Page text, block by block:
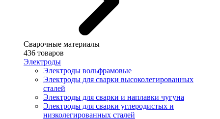
Сварочные материалы
436 товаров
Электроды
Электроды вольфрамовые
Электроды для сварки высоколегированных
сталей
Электроды для сварки и наплавки чугуна
Электроды для сварки углеродистых и
низколегированных сталей